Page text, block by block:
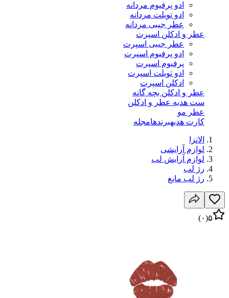
ادو پرفیوم مردانه
ادو تویلت مردانه
عطر جیبی مردانه
عطر و ادکلن اسپرت
عطر جیبی اسپرت
ادو پرفیوم اسپرت
پرفیوم اسپرت
ادو تویلت اسپرت
ادکلن اسپرت
عطر و ادکلن بچه گانه
ست هدیه عطر و ادکلن
عطر مو
کارت هدیهبرندهامجله
الانزا
لوازم آرایشی
لوازم آرایش لب
رژ لب
رژ لب مایع
۵(۰)